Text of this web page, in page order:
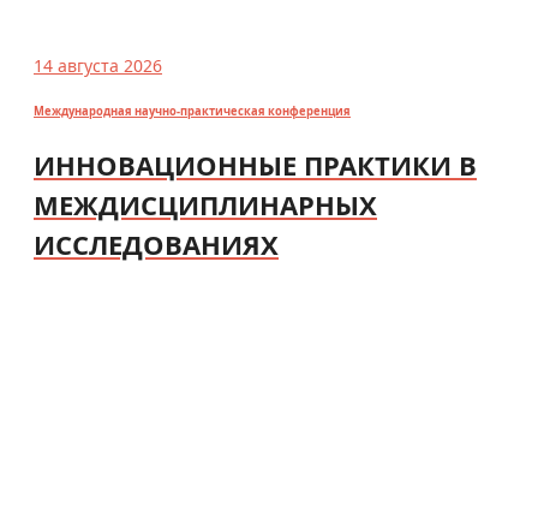
14 августа 2026
Международная научно-практическая конференция
ИННОВАЦИОННЫЕ ПРАКТИКИ В
МЕЖДИСЦИПЛИНАРНЫХ
ИССЛЕДОВАНИЯХ